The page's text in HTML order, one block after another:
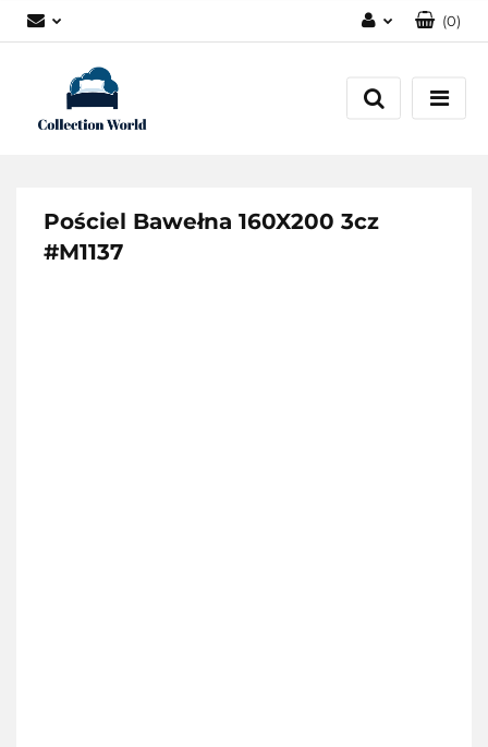
Zarejestruj się
(0)
Pościel Bawełna 160X200 3cz
#M1137